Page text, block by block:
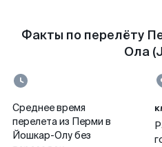
Факты по перелёту
Ола
Среднее время
перелета из Перми в
Йошкар-Олу без